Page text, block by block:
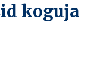
koguja